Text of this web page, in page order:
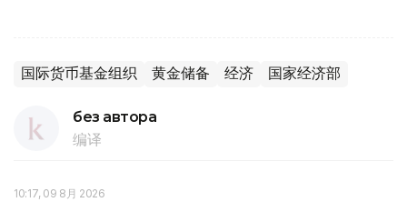
国际货币基金组织 黄金储备 经济 国家经济部
без автора
编译
10:17, 09 8月 2026